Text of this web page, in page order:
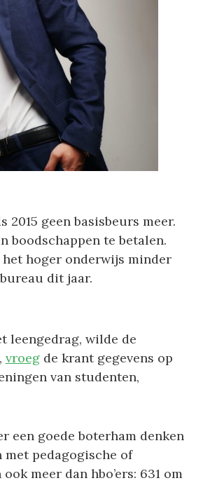
geen basisbeurs meer.
boodschappen te betalen.
hoger onderwijs minder
dit jaar.
leengedrag, wilde de
vroegde krant gegevens op
van studenten,
een goede boterham denken
pedagogische of
meer dan hbo’ers: 631 om